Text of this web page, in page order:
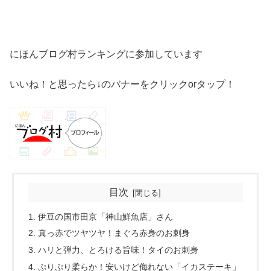
にほんブログ村ランキングに参加しています
いいね！と思ったら↓のバナーをクリックorタップ！
目次
伊豆の国市田京「神山鮮魚店」さん
真っ赤でツヤツヤ！まぐろ赤身のお刺身
ハリと弾力、とろける旨味！タイのお刺身
ぷりぷり柔らか！安いけど侮れない「イカステーキ」